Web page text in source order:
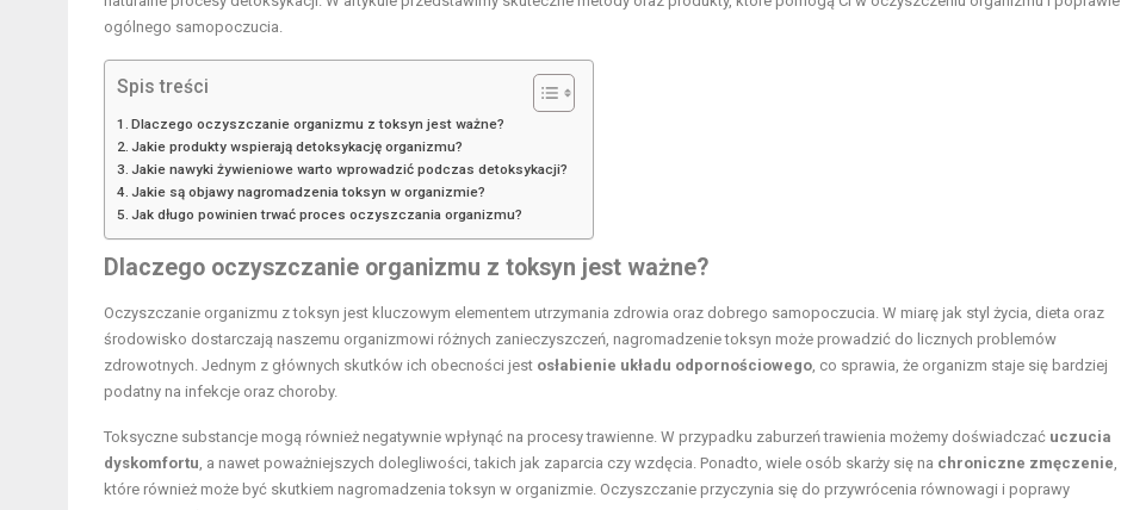
ogólnego samopoczucia.
Spis treści
Dlaczego oczyszczanie organizmu z toksyn jest ważne?
Jakie produkty wspierają detoksykację organizmu?
Jakie nawyki żywieniowe warto wprowadzić podczas detoksykacji?
Jakie są objawy nagromadzenia toksyn w organizmie?
Jak długo powinien trwać proces oczyszczania organizmu?
Dlaczego oczyszczanie organizmu z toksyn jest ważne?
Oczyszczanie organizmu z toksyn jest kluczowym elementem utrzymania zdrowia oraz dobrego samopoczucia. W miarę jak styl życia, dieta oraz
środowisko dostarczają naszemu organizmowi różnych zanieczyszczeń, nagromadzenie toksyn może prowadzić do licznych problemów
zdrowotnych. Jednym z głównych skutków ich obecności jest osłabienie układu odpornościowego, co sprawia, że organizm staje się bardziej
podatny na infekcje oraz choroby.
Toksyczne substancje mogą również negatywnie wpłynąć na procesy trawienne. W przypadku zaburzeń trawienia możemy doświadczać uczucia
dyskomfortu, a nawet poważniejszych dolegliwości, takich jak zaparcia czy wzdęcia. Ponadto, wiele osób skarży się na chroniczne zmęczenie,
które również może być skutkiem nagromadzenia toksyn w organizmie. Oczyszczanie przyczynia się do przywrócenia równowagi i poprawy